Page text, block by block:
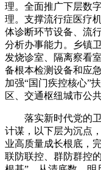
理。全面推广下层数
理。支撑流行症医疗
体诊断环节设备、流
分析办事能力。乡镇
发烧诊室、隔离察看
备根本检测设备和应
加强“国门疾控核心”
区、交通枢纽城市公
落实新时代党的卫
计谋，以下层为沉点
业高质量成长根底，
联防联控、群防群控